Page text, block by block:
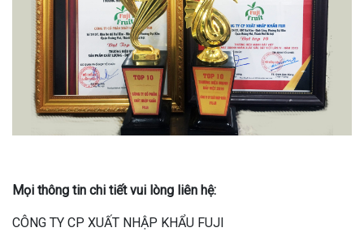
Mọi thông tin chi tiết vui lòng liên hệ:
CÔNG TY CP XUẤT NHẬP KHẨU FUJI